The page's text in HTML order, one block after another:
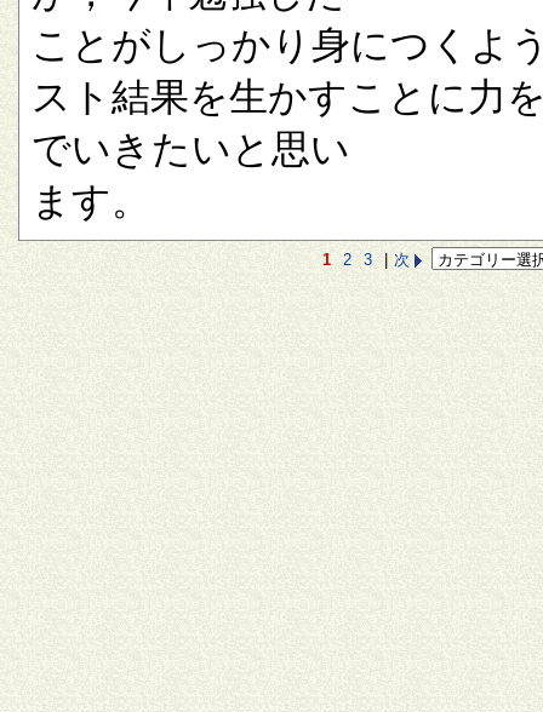
ことがしっかり身につくよ
スト結果を生かすことに力
でいきたいと思い
ます。
1 2 3 次